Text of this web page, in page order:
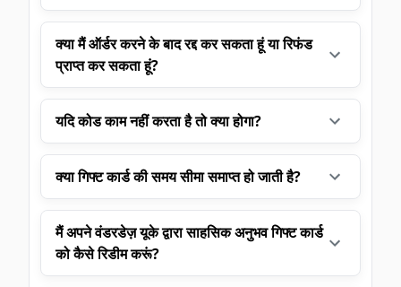
क्या मैं ऑर्डर करने के बाद रद्द कर सकता हूं या रिफंड
प्राप्त कर सकता हूं?
यदि कोड काम नहीं करता है तो क्या होगा?
क्या गिफ्ट कार्ड की समय सीमा समाप्त हो जाती है?
मैं अपने वंडरडेज़ यूके द्वारा साहसिक अनुभव गिफ्ट कार्ड
को कैसे रिडीम करूं?